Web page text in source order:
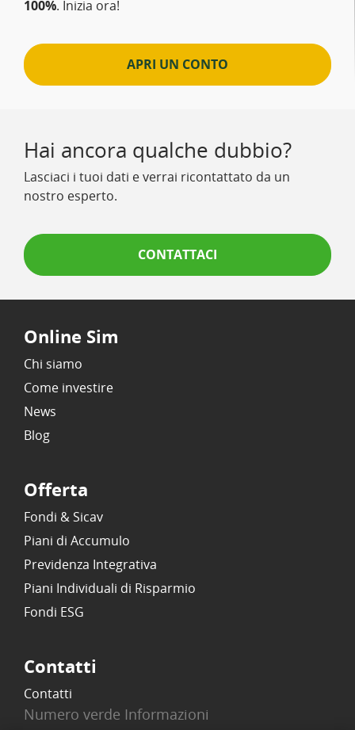
100%. Inizia ora!
APRI UN CONTO
Hai ancora qualche dubbio?
Lasciaci i tuoi dati e verrai ricontattato da un
nostro esperto.
CONTATTACI
Online Sim
Chi siamo
Come investire
News
Blog
Offerta
Fondi & Sicav
Piani di Accumulo
Previdenza Integrativa
Piani Individuali di Risparmio
Fondi ESG
Contatti
Contatti
Numero verde Informazioni